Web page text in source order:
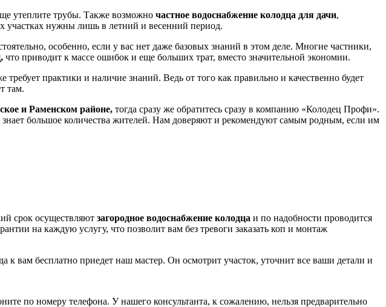
утеплите трубы. Также возможно частное водоснабжение колодца для дачи,
участках нужны лишь в летний и весенний период.
особенно, если у вас нет даже базовых знаний в этом деле. Многие частники,
что приводит к массе ошибок и еще больших трат, вместо значительной экономии.
требует практики и наличие знаний. Ведь от того как правильно и качественно будет
там.
и Раменском районе, тогда сразу же обратитесь сразу в компанию «Колодец Профи».
большое количества жителей. Нам доверяют и рекомендуют самым родным, если им
срок осуществляют загородное водоснабжение колодца и по надобности проводится
на каждую услугу, что позволит вам без тревоги заказать коп и монтаж
вам бесплатно приедет наш мастер. Он осмотрит участок, уточнит все ваши детали и
по номеру телефона. У нашего консультанта, к сожалению, нельзя предварительно